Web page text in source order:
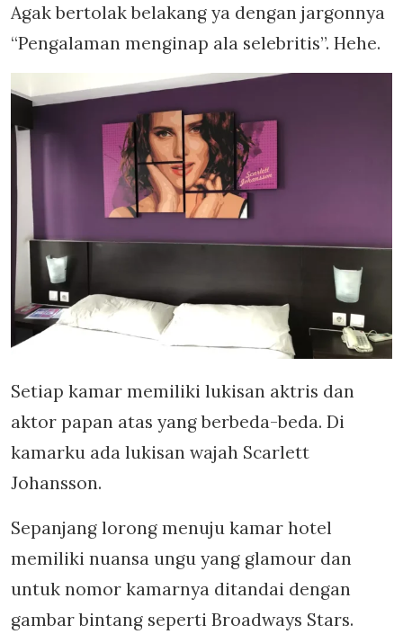
Agak bertolak belakang ya dengan jargonnya
“Pengalaman menginap ala selebritis”. Hehe.
Setiap kamar memiliki lukisan aktris dan
aktor papan atas yang berbeda-beda. Di
kamarku ada lukisan wajah Scarlett
Johansson.
Sepanjang lorong menuju kamar hotel
memiliki nuansa ungu yang glamour dan
untuk nomor kamarnya ditandai dengan
gambar bintang seperti Broadways Stars.